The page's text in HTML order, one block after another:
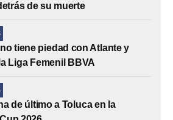
de su muerte
tiene piedad con Atlante y
Liga Femenil BBVA
de último a Toluca en la